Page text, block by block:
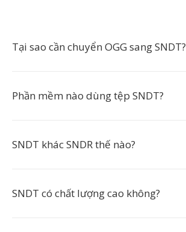
Tại sao cần chuyển OGG sang SNDT?
Phần mềm nào dùng tệp SNDT?
SNDT khác SNDR thế nào?
SNDT có chất lượng cao không?